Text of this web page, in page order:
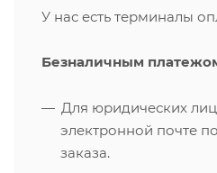
У нас есть терминалы
Безналичным
Для юридических
электронной почте
заказа.